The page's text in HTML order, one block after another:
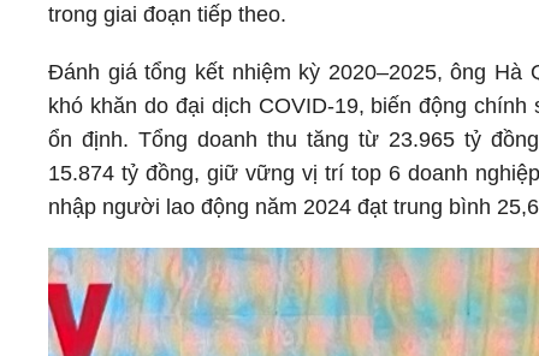
trong giai đoạn tiếp theo.
Đánh giá tổng kết nhiệm kỳ 2020–2025, ông Hà
khó khăn do đại dịch COVID-19, biến động
ổn định. Tổng doanh thu tăng từ 23.965 tỷ
15.874 tỷ đồng, giữ vững vị trí top 6 doanh
nhập người lao động năm 2024 đạt trung bình